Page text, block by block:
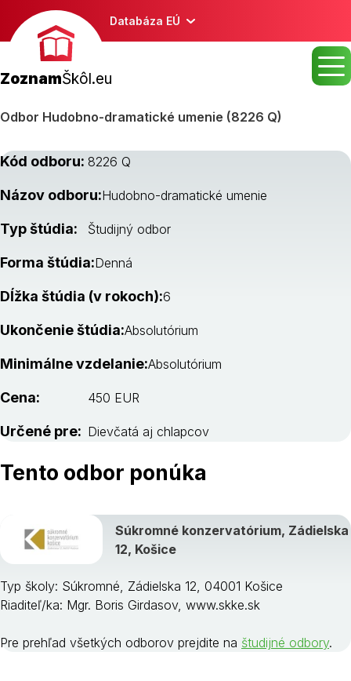
Databáza EÚ
ZoznamŠkôl.eu
Odbor Hudobno-dramatické umenie (8226 Q)
Kód odboru: 8226 Q
Názov odboru:Hudobno-dramatické umenie
Typ štúdia: Študijný odbor
Forma štúdia:Denná
Dĺžka štúdia (v rokoch):6
Ukončenie štúdia:Absolutórium
Minimálne vzdelanie:Absolutórium
Cena: 450 EUR
Určené pre: Dievčatá aj chlapcov
Tento odbor ponúka
Súkromné konzervatórium, Zádielska
12, Košice
Typ školy: Súkromné, Zádielska 12, 04001 Košice
Riaditeľ/ka: Mgr. Boris Girdasov, www.skke.sk
Pre prehľad všetkých odborov prejdite na študijné odbory.